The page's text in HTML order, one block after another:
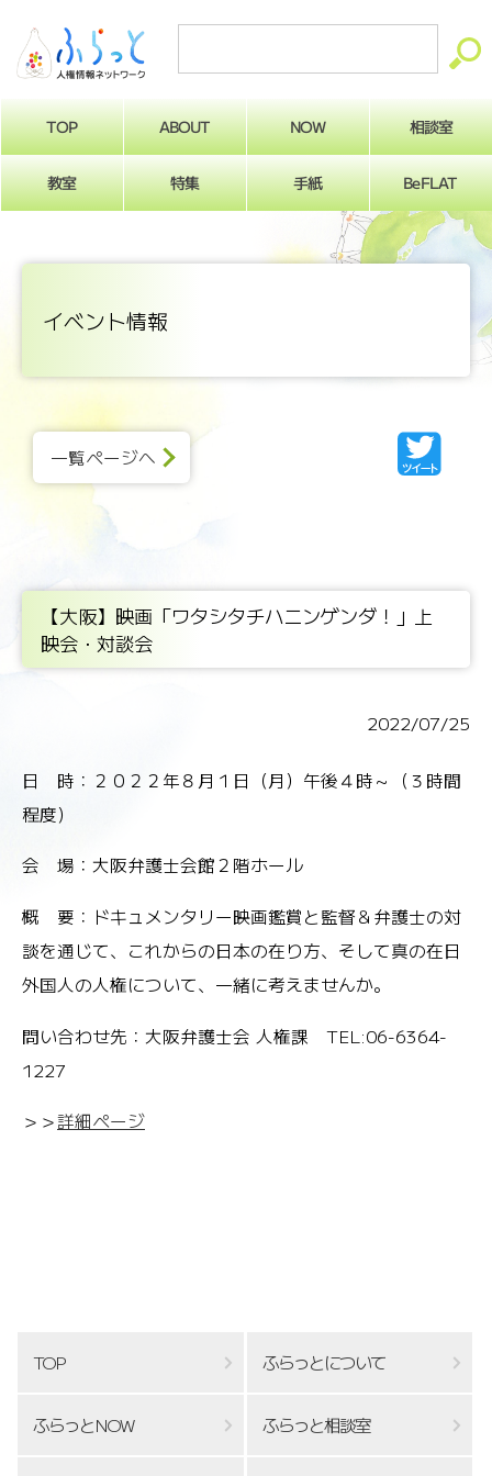
TOP ABOUT NOW 相談室
教室 特集 手紙 BeFLAT
イベント情報
一覧ページへ
【大阪】映画「ワタシタチハニンゲンダ！」上
映会・対談会
2022/07/25
日 時：２０２２年８月１日（月）午後４時～（３時間
程度）
会 場：大阪弁護士会館２階ホール
概 要：ドキュメンタリー映画鑑賞と監督＆弁護士の対
談を通じて、これからの日本の在り方、そして真の在日
外国人の人権について、一緒に考えませんか。
問い合わせ先：大阪弁護士会 人権課 TEL:06-6364-
1227
＞＞詳細ページ
TOP ふらっとについて
ふらっとNOW ふらっと相談室